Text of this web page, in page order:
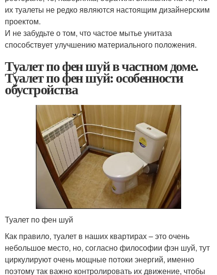
их туалеты не редко являются настоящим дизайнерским
проектом.
И не забудьте о том, что частое мытье унитаза
способствует улучшению материального положения.
Туалет по фен шуй в частном доме.
Туалет по фен шуй: особенности
обустройства
Туалет по фен шуй
Как правило, туалет в наших квартирах – это очень
небольшое место, но, согласно философии фэн шуй, тут
циркулируют очень мощные потоки энергий, именно
поэтому так важно контролировать их движение, чтобы